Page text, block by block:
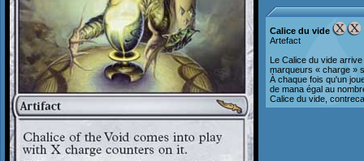
Calice du vide
Artefact
Le Calice du vide
marqueurs « charge »
À chaque fois qu'un
de mana égal au
Calice du vide,